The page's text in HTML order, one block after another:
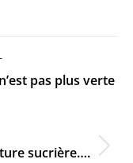
pas plus verte
sucrière….